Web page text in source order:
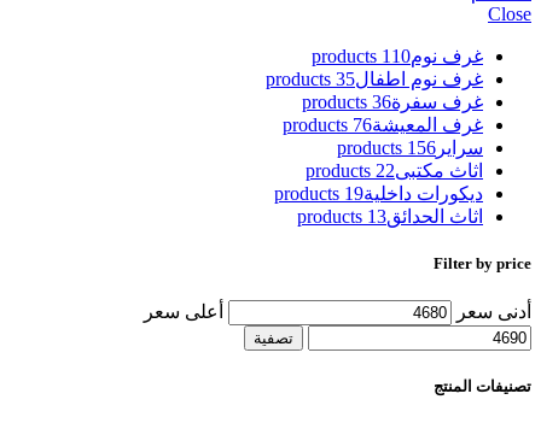
Close
غرف نوم110 products
غرف نوم اطفال35 products
غرف سفرة36 products
غرف المعيشة76 products
سراير 156 products
اثاث مكتبى22 products
ديكورات داخلية19 products
اثاث الحدائق13 products
Filter by price
أدنى سعر أعلى سعر
تصفية
تصنيفات المنتج